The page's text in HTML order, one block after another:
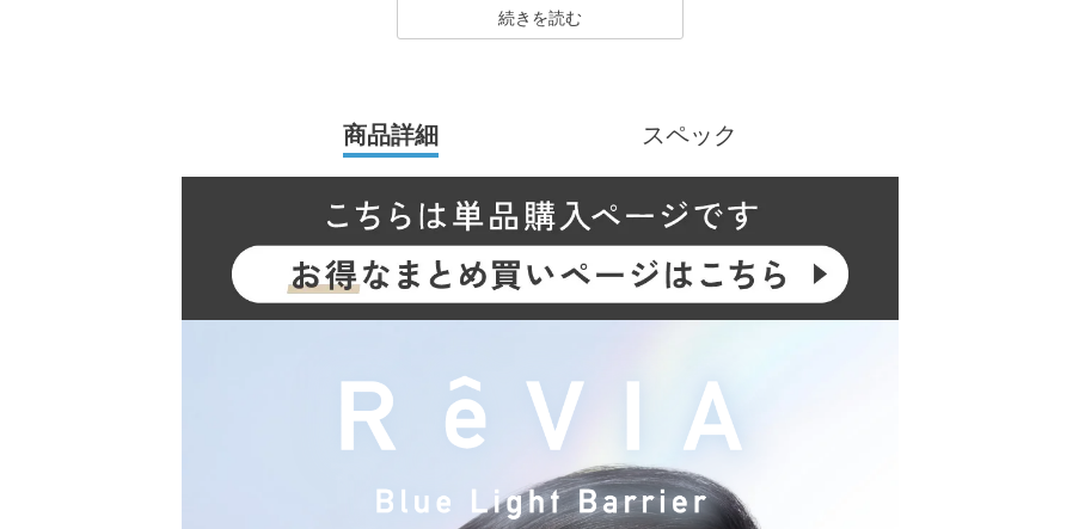
展開されている、 ブルーライトも紫外線もカットすることができるコンタクトレンズシリー
ライトカット率もアップしました。
スマホやパソコンなどから発せられるブルーライトに日々さらされている私たちの瞳に寄り添
い、 しっかりと瞳を労わりながらも気軽に使える、今の時代にフィットしたコンタクトレンズ
です。
商品詳細 スペック